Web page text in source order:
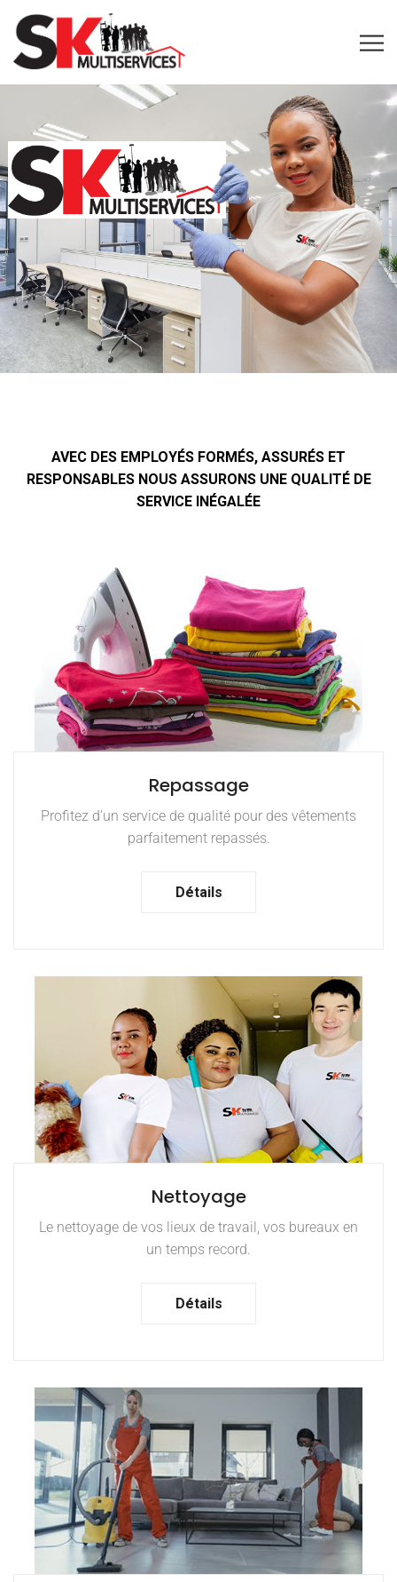
AVEC DES EMPLOYÉS FORMÉS, ASSURÉS ET
RESPONSABLES NOUS ASSURONS UNE QUALITÉ DE
SERVICE INÉGALÉE
Repassage
Profitez d’un service de qualité pour des vêtements
parfaitement repassés.
Détails
Nettoyage
Le nettoyage de vos lieux de travail, vos bureaux en
un temps record.
Détails